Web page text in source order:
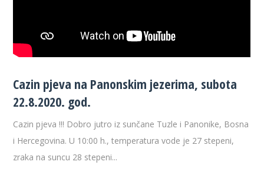
Cazin pjeva na Panonskim jezerima, subota
22.8.2020. god.
Cazin pjeva !!! Dobro jutro iz sunčane Tuzle i Panonike, Bosna
i Hercegovina. U 10:00 h., temperatura vode je 27 stepeni,
zraka na suncu 28 stepeni...